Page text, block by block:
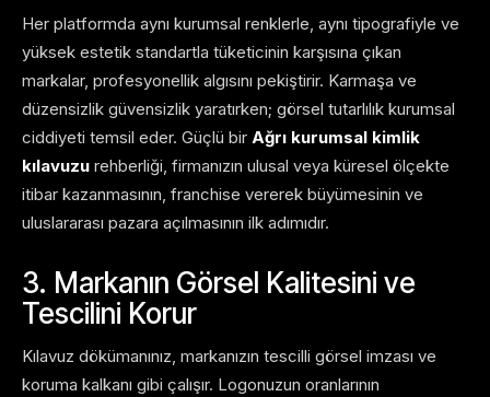
Her platformda aynı kurumsal renklerle, aynı tipografiyle ve
yüksek estetik standartla tüketicinin karşısına çıkan
markalar, profesyonellik algısını pekiştirir. Karmaşa ve
düzensizlik güvensizlik yaratırken; görsel tutarlılık kurumsal
ciddiyeti temsil eder. Güçlü bir Ağrı kurumsal kimlik
kılavuzu rehberliği, firmanızın ulusal veya küresel ölçekte
itibar kazanmasının, franchise vererek büyümesinin ve
uluslararası pazara açılmasının ilk adımıdır.
3. Markanın Görsel Kalitesini ve
Tescilini Korur
Kılavuz dökümanınız, markanızın tescilli görsel imzası ve
koruma kalkanı gibi çalışır. Logonuzun oranlarının